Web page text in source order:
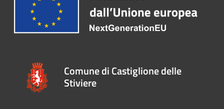
Comune di Castiglione delle
Stiviere